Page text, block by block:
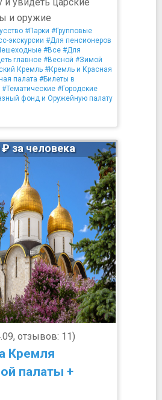
и оружие
#Парки #Групповые
экскурсии #Для пенсионеров
#Все #Для
главное #Весной #Зимой
Кремль #Кремль и Красная
палата #Билеты в
#Тематические #Городские
фонд и Оружейную палату
отзывов: 11)
Кремля
палаты +
за человека